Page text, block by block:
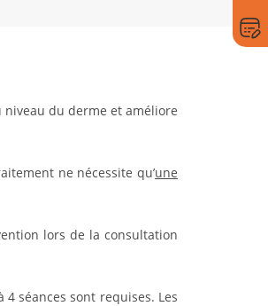
du derme et améliore
ne nécessite qu’une
lors de la consultation
séances sont requises. Les